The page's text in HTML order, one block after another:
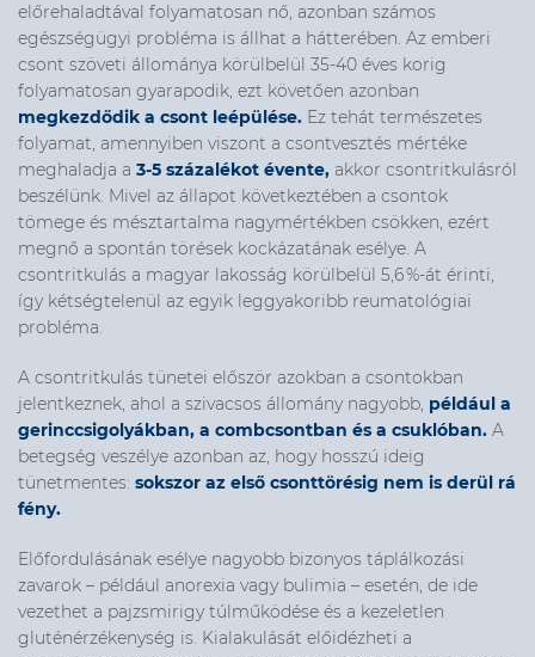
előrehaladtával folyamatosan nő, azonban számos
egészségügyi probléma is állhat a hátterében. Az emberi
csont szöveti állománya körülbelül 35-40 éves korig
folyamatosan gyarapodik, ezt követően azonban
megkezdődik a csont leépülése. Ez tehát természetes
folyamat, amennyiben viszont a csontvesztés mértéke
meghaladja a 3-5 százalékot évente, akkor csontritkulásról
beszélünk. Mivel az állapot következtében a csontok
tömege és mésztartalma nagymértékben csökken, ezért
megnő a spontán törések kockázatának esélye. A
csontritkulás a magyar lakosság körülbelül 5,6 %-át érinti,
így kétségtelenül az egyik leggyakoribb reumatológiai
probléma.
A csontritkulás tünetei először azokban a csontokban
jelentkeznek, ahol a szivacsos állomány nagyobb, például a
gerinccsigolyákban, a combcsontban és a csuklóban. A
betegség veszélye azonban az, hogy hosszú ideig
tünetmentes: sokszor az első csonttörésig nem is derül rá
fény.
Előfordulásának esélye nagyobb bizonyos táplálkozási
zavarok – például anorexia vagy bulimia – esetén, de ide
vezethet a pajzsmirigy túlműködése és a kezeletlen
gluténérzékenység is. Kialakulását előidézheti a